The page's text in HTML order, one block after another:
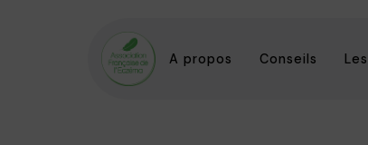
A propos Conseils